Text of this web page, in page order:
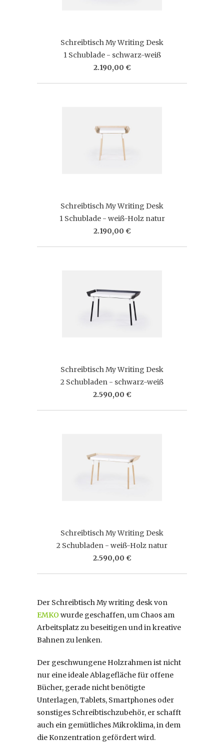
Schreibtisch My Writing Desk
1 Schublade - schwarz-weiß
2.190,00 €
Schreibtisch My Writing Desk
1 Schublade - weiß-Holz natur
2.190,00 €
Schreibtisch My Writing Desk
2 Schubladen - schwarz-weiß
2.590,00 €
Schreibtisch My Writing Desk
2 Schubladen - weiß-Holz natur
2.590,00 €
Der Schreibtisch My writing desk von
EMKO wurde geschaffen, um Chaos am
Arbeitsplatz zu beseitigen und in kreative
Bahnen zu lenken.
Der geschwungene Holzrahmen ist nicht
nur eine ideale Ablagefläche für offene
Bücher, gerade nicht benötigte
Unterlagen, Tablets, Smartphones oder
sonstiges Schreibtischzubehör, er schafft
auch ein gemütliches Mikroklima, in dem
die Konzentration gefördert wird.